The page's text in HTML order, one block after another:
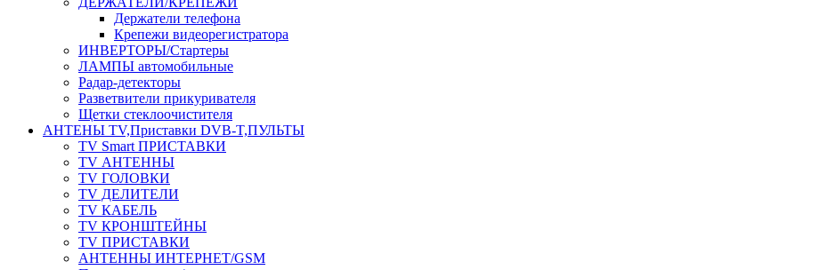
Держатели телефона
Крепежи видеорегистратора
ИНВЕРТОРЫ/Стартеры
ЛАМПЫ автомобильные
Радар-детекторы
Разветвители прикуривателя
Щетки стеклоочистителя
АНТЕНЫ ТV,Приставки DVB-T,ПУЛЬТЫ
TV Smart ПРИСТАВКИ
TV АНТЕННЫ
TV ГОЛОВКИ
TV ДЕЛИТЕЛИ
TV КАБЕЛЬ
TV КРОНШТЕЙНЫ
TV ПРИСТАВКИ
АНТЕННЫ ИНТЕРНЕТ/GSM